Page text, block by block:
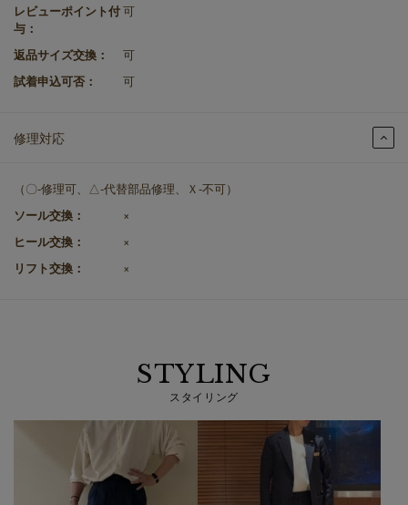
レビューポイント付
与：
可
返品サイズ交換：
可
試着申込可否：
可
修理対応
（〇-修理可、△-代替部品修理、Ｘ-不可）
ソール交換：
×
ヒール交換：
×
リフト交換：
×
STYLING
スタイリング